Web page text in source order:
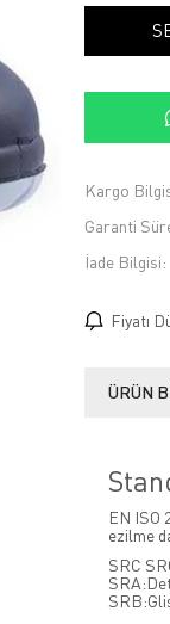
Kargo
Garanti
İade Bilgisi:
Fiyatı
ÜRÜN
EN ISO
ezilme
SRC